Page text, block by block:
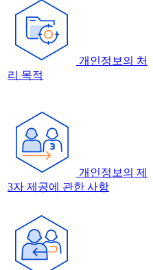
개인정보의 처
리 목적
개인정보의 제
3자 제공에 관한 사항